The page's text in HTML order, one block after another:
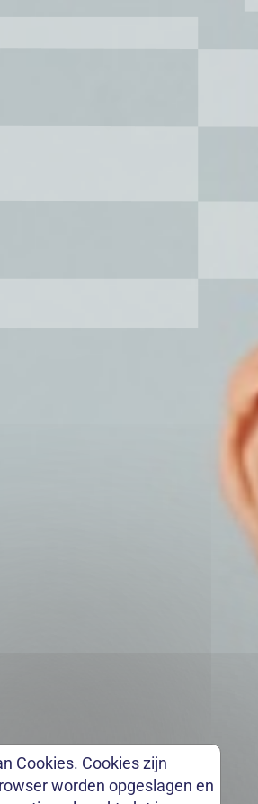
Cookies. Cookies zijn
worden opgeslagen en